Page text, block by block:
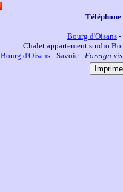
Téléphone
Bourg d'Oisans -
Chalet appartement studio
Bourg d'Oisans- Savoie- Foreign